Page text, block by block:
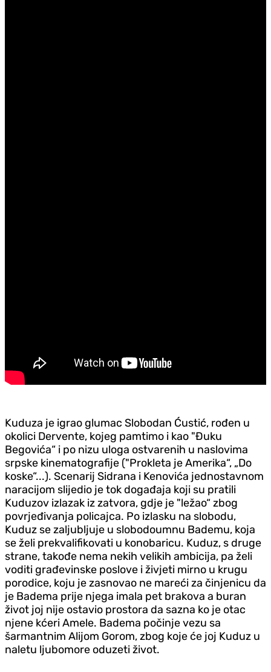
Kuduza je igrao glumac Slobodan Ćustić, rođen u
okolici Dervente, kojeg pamtimo i kao "Đuku
Begovića“ i po nizu uloga ostvarenih u naslovima
srpske kinematografije ("Prokleta je Amerika“, „Do
koske“...). Scenarij Sidrana i Kenovića jednostavnom
naracijom slijedio je tok događaja koji su pratili
Kuduzov izlazak iz zatvora, gd‌je je "ležao“ zbog
povrjeđivanja policajca. Po izlasku na slobodu,
Kuduz se zaljubljuje u slobodoumnu Bademu, koja
se želi prekvalifikovati u konobaricu. Kuduz, s druge
strane, takođe nema nekih velikih ambicija, pa želi
voditi građevinske poslove i živjeti mirno u krugu
porodice, koju je zasnovao ne mareći za činjenicu da
je Badema prije njega imala pet brakova a buran
život joj nije ostavio prostora da sazna ko je otac
njene kćeri Amele. Badema počinje vezu sa
šarmantnim Alijom Gorom, zbog koje će joj Kuduz u
naletu ljubomore oduzeti život.